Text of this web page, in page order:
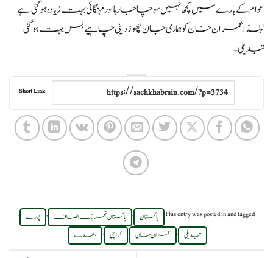
عوام کے بارے میں کچھ نہیں سوچا جا رہا اور مہنگائی بہت زیادہ ہو گئی ہے
لہٰذا عمران خان کو ہماری جان چھوڑ دینی چاہیے بس بہت ہو گئی
تبدیلی۔
Short Link
This entry was posted inand tagged پاکستان , پاکستان تحریک انصاف , پورے ,
تبدیلی , عمران خان , کراچی , وعدے .